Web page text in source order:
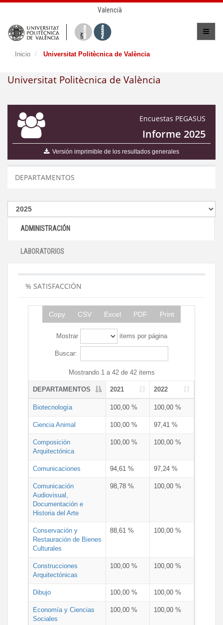
Valencià
Inicio Universitat Politècnica de València
Universitat Politècnica de València
Encuestas PEGASUS
Informe 2025
Versión imprimible de los resultados generales
DEPARTAMENTOS
ADMINISTRACIÓN
LABORATORIOS
% SATISFACCIÓN
Copy CSV Excel PDF Print
Mostrar items por página
Buscar:
Mostrando 1 a 42 de 42 items
DEPARTAMENTOS 2021 2022
Biotecnología 100,00 % 100,00 %
Ciencia Animal 100,00 % 97,41 %
Composición
Arquitectónica
100,00 % 100,00 %
Comunicaciones 94,61 % 97,24 %
Comunicación
Audiovisual,
Documentación e
Historia del Arte
98,78 % 100,00 %
Conservación y
Restauración de Bienes
Culturales
88,61 % 100,00 %
Construcciones
Arquitectónicas
100,00 % 100,00 %
Dibujo 100,00 % 100,00 %
Economía y Ciencias
Sociales
100,00 % 100,00 %